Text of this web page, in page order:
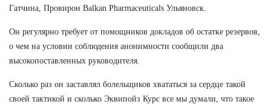
Гатчина, Провирон Balkan Pharmaceuticals Ульяновск.
Он регулярно требует от помощников докладов об остатке резервов,
о чем на условии соблюдения анонимности сообщили два
высокопоставленных руководителя.
Сколько раз он заставлял болельщиков хвататься за сердце такой
своей тактикой и сколько Эквипойз Курс все мы думали, что такое